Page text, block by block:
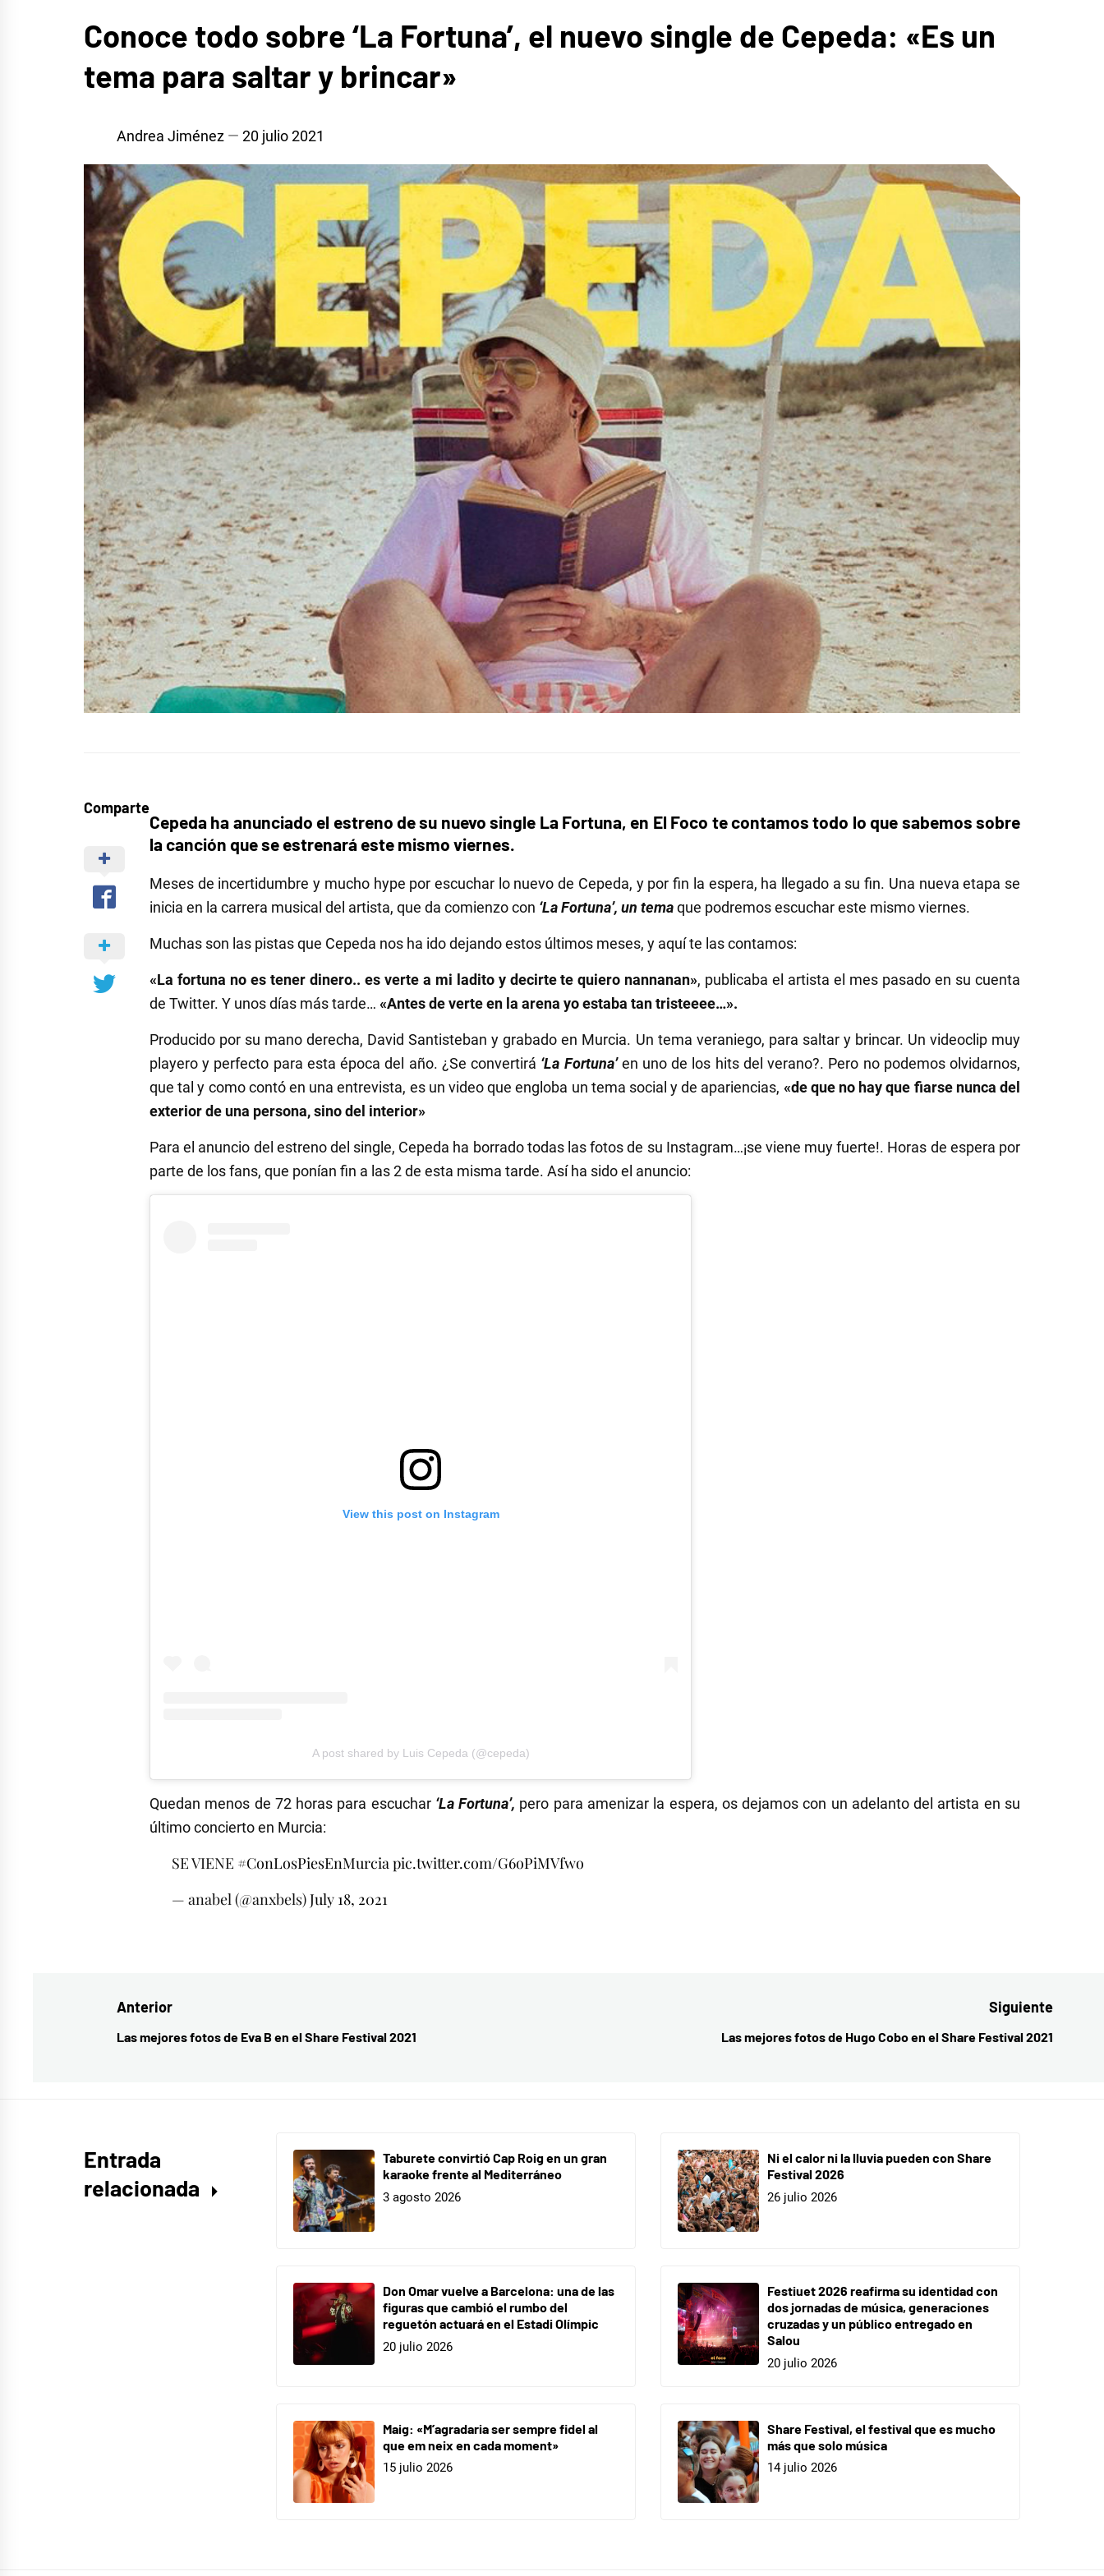
Conoce todo sobre ‘La Fortuna’, el nuevo single de Cepeda: «Es un
tema para saltar y brincar»
Andrea Jiménez 20 julio 2021
Comparte
Cepeda ha anunciado el estreno de su nuevo single La Fortuna, en El Foco te contamos todo lo que sabemos sobre
la canción que se estrenará este mismo viernes.
Meses de incertidumbre y mucho hype por escuchar lo nuevo de Cepeda, y por fin la espera, ha llegado a su fin. Una nueva etapa se
inicia en la carrera musical del artista, que da comienzo con ‘La Fortuna’, un temaque podremos escuchar este mismo viernes.
Muchas son las pistas que Cepeda nos ha ido dejando estos últimos meses, y aquí te las contamos:
«La fortuna no es tener dinero.. es verte a mi ladito y decirte te quiero nannanan», publicaba el artista el mes pasado en su cuenta
de Twitter. Y unos días más tarde… «Antes de verte en la arena yo estaba tan tristeeee…».
Producido por su mano derecha, David Santisteban y grabado en Murcia. Un tema veraniego, para saltar y brincar. Un videoclip muy
playero y perfecto para esta época del año. ¿Se convertirá ‘La Fortuna’en uno de los hits del verano?. Pero no podemos olvidarnos,
que tal y como contó en una entrevista, es un video que engloba un tema social y de apariencias, «de que no hay que fiarse nunca del
exterior de una persona, sino del interior»
Para el anuncio del estreno del single, Cepeda ha borrado todas las fotos de su Instagram…¡se viene muy fuerte!. Horas de espera por
parte de los fans, que ponían fin a las 2 de esta misma tarde. Así ha sido el anuncio:
View this post on Instagram
A post shared by Luis Cepeda (@cepeda)
Quedan menos de 72 horas para escuchar ‘La Fortuna’, pero para amenizar la espera, os dejamos con un adelanto del artista en su
último concierto en Murcia:
SE VIENE #ConLosPiesEnMurciapic.twitter.com/G6oPiMVfwo
— anabel (@anxbels)July 18, 2021
Cepeda
single,
Navegación
de
Anterior
Entrada
Las mejores fotos de Eva B en el Share Festival 2021
Siguiente
Las mejores fotos de Hugo Cobo en el Share Festival 2021
Entrada
relacionada
Taburete convirtió Cap Roig en un gran
karaoke frente al Mediterráneo
3 agosto 2026
Ni el calor ni la lluvia pueden con Share
Festival 2026
26 julio 2026
Don Omar vuelve a Barcelona: una de las
figuras que cambió el rumbo del
reguetón actuará en el Estadi Olímpic
20 julio 2026
Festiuet 2026 reafirma su identidad con
dos jornadas de música, generaciones
cruzadas y un público entregado en
Salou
20 julio 2026
Maig: «M’agradaria ser sempre fidel al
que em neix en cada moment»
15 julio 2026
Share Festival, el festival que es mucho
más que solo música
14 julio 2026